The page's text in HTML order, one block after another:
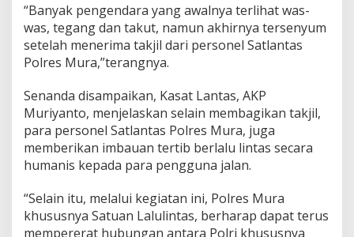
a
g
i
T
a
j
i
l
“Banyak pengendara yang awalnya terlihat was-
was, tegang dan takut, namun akhirnya tersenyum
setelah menerima takjil dari personel Satlantas
Polres Mura,”terangnya.
Senanda disampaikan, Kasat Lantas, AKP
Muriyanto, menjelaskan selain membagikan takjil,
para personel Satlantas Polres Mura, juga
memberikan imbauan tertib berlalu lintas secara
humanis kepada para pengguna jalan.
“Selain itu, melalui kegiatan ini, Polres Mura
khususnya Satuan Lalulintas, berharap dapat terus
mempererat hubungan antara Polri khususnya